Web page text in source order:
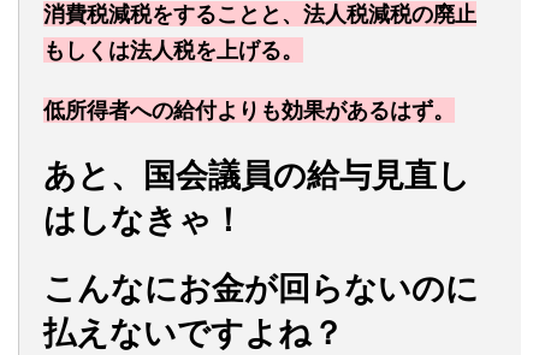
消費税減税をすることと、法人税減税の廃止
もしくは法人税を上げる。
低所得者への給付よりも効果があるはず。
あと、国会議員の給与見直し
はしなきゃ！
こんなにお金が回らないのに
払えないですよね？